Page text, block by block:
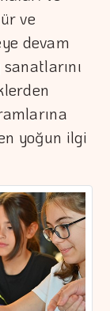
ve
devam
yoğun ilgi